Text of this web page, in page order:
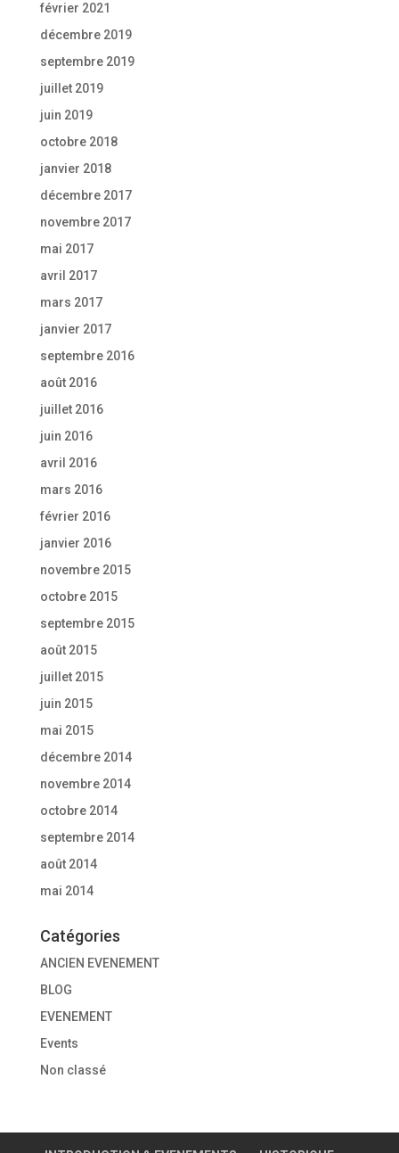
février 2021
décembre 2019
septembre 2019
juillet 2019
juin 2019
octobre 2018
janvier 2018
décembre 2017
novembre 2017
mai 2017
avril 2017
mars 2017
janvier 2017
septembre 2016
août 2016
juillet 2016
juin 2016
avril 2016
mars 2016
février 2016
janvier 2016
novembre 2015
octobre 2015
septembre 2015
août 2015
juillet 2015
juin 2015
mai 2015
décembre 2014
novembre 2014
octobre 2014
septembre 2014
août 2014
mai 2014
Catégories
ANCIEN EVENEMENT
BLOG
EVENEMENT
Events
Non classé